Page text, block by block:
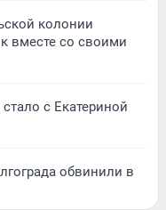
колонии
вместе со своими
с Екатериной
обвинили в